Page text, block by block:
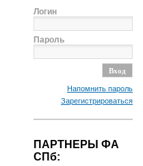
Логин
Пароль
Напомнить пароль
Зарегистрироваться
ПАРТНЕРЫ ФА
СПб: